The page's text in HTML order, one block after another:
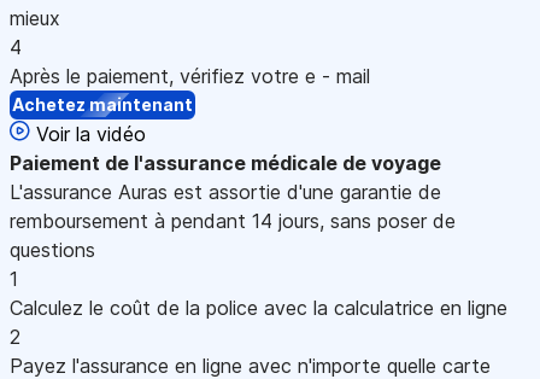
mieux
4
Après le paiement, vérifiez votre e - mail
Achetez maintenant
Voir la vidéo
Paiement de l'assurance médicale de voyage
L'assurance Auras est assortie d'une garantie de
remboursement à pendant 14 jours, sans poser de
questions
1
Calculez le coût de la police avec la calculatrice en ligne
2
Payez l'assurance en ligne avec n'importe quelle carte